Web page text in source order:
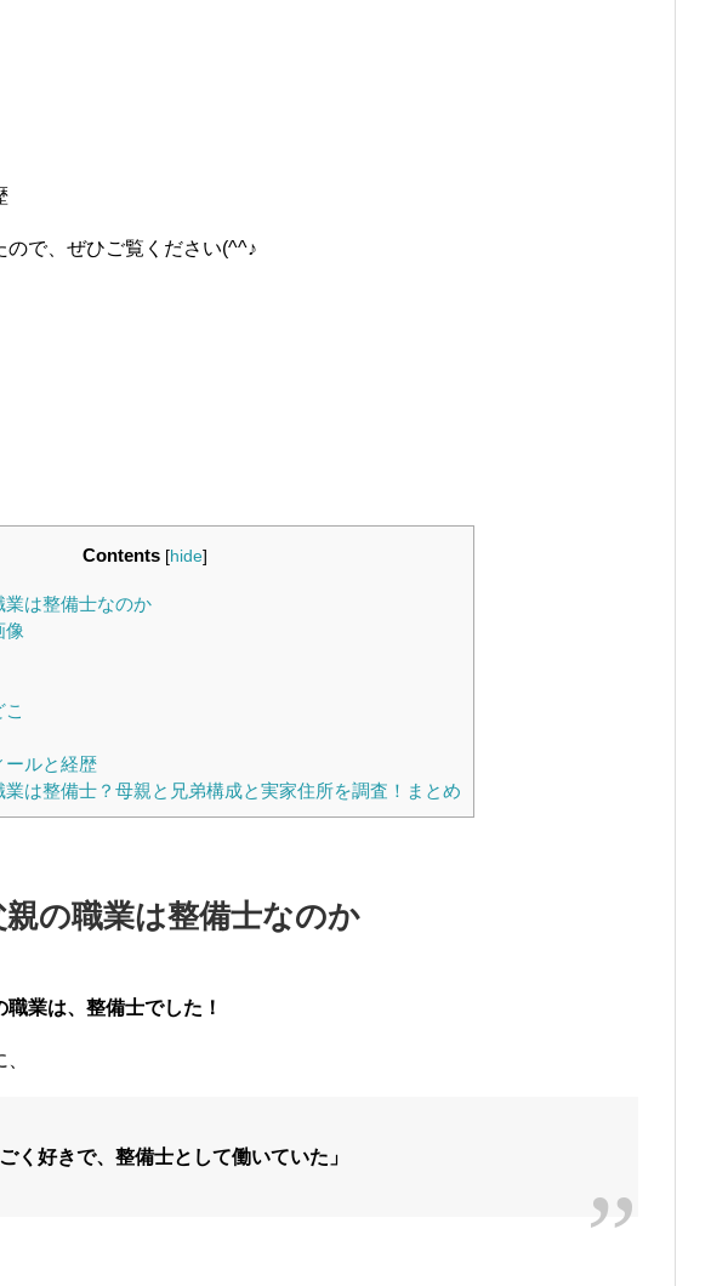
ので、ぜひご覧ください(^^♪
Contents [hide]
は整備士なのか
像
ールと経歴
は整備士？母親と兄弟構成と実家住所を調査！まとめ
の職業は整備士なのか
業は、整備士でした！
く好きで、整備士として働いていた」